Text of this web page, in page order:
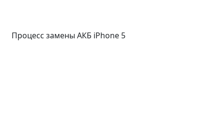
Процесс замены АКБ iPhone 5